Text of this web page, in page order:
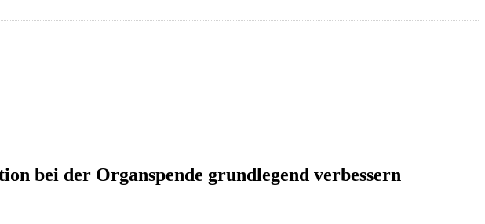
bei der Organspende grundlegend verbessern